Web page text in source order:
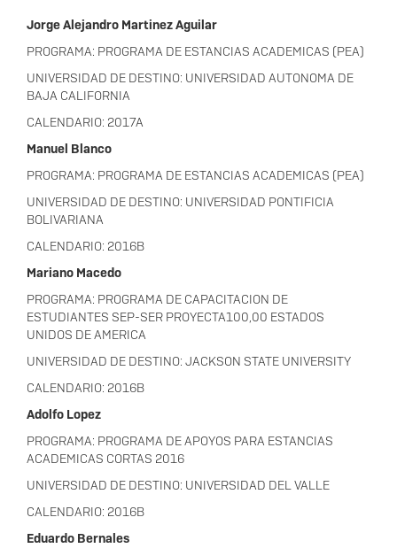
Jorge Alejandro Martinez Aguilar
PROGRAMA: PROGRAMA DE ESTANCIAS ACADEMICAS (PEA)
UNIVERSIDAD DE DESTINO: UNIVERSIDAD AUTONOMA DE
BAJA CALIFORNIA
CALENDARIO: 2017A
Manuel Blanco
PROGRAMA: PROGRAMA DE ESTANCIAS ACADEMICAS (PEA)
UNIVERSIDAD DE DESTINO: UNIVERSIDAD PONTIFICIA
BOLIVARIANA
CALENDARIO: 2016B
Mariano Macedo
PROGRAMA: PROGRAMA DE CAPACITACION DE
ESTUDIANTES SEP-SER PROYECTA100,00 ESTADOS
UNIDOS DE AMERICA
UNIVERSIDAD DE DESTINO: JACKSON STATE UNIVERSITY
CALENDARIO: 2016B
Adolfo Lopez
PROGRAMA: PROGRAMA DE APOYOS PARA ESTANCIAS
ACADEMICAS CORTAS 2016
UNIVERSIDAD DE DESTINO: UNIVERSIDAD DEL VALLE
CALENDARIO: 2016B
Eduardo Bernales